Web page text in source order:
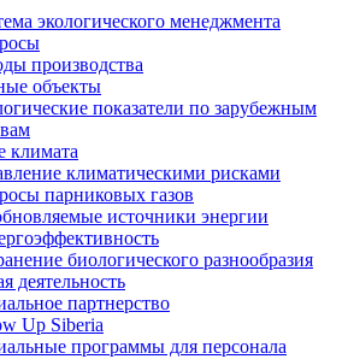
экологического менеджмента
производства
объекты
показатели по зарубежным
климата
климатическими рисками
парниковых газов
источники энергии
биологического разнообразия
деятельность
партнерство
Up Siberia
программы для персонала